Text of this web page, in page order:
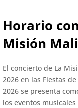
Horario
Misión
El concierto de La
2026 en las Fiestas
2026 se presenta
los eventos